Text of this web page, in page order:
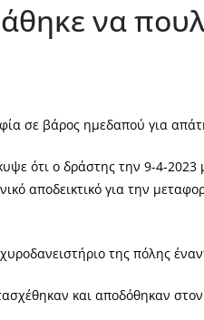
να
σε βάρος ημεδαπού για
ότι ο δράστης την 9-4-
αποδεικτικό για την
της πόλης
και αποδόθηκαν